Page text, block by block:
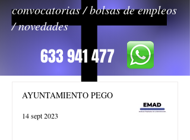
convocatorias / bolsas de empleos
/ novedades
633 941 477
AYUNTAMIENTO PEGO
14 sept 2023